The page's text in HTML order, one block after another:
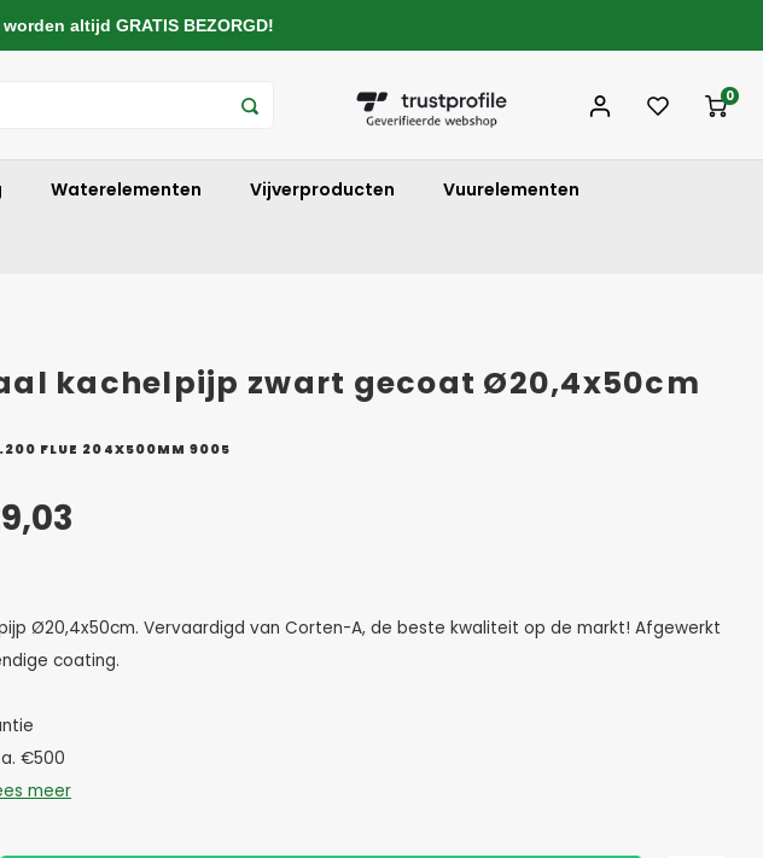
0
Waterelementen Vijverproducten Vuurelementen
kachelpijp zwart gecoat Ø20,4x50cm
FLUE 204X500MM 9005
Ø20,4x50cm. Vervaardigd van Corten-A, de beste kwaliteit op de markt! Afgewerkt
coating.
€500
meer
altijd GRATIS BEZORGD!